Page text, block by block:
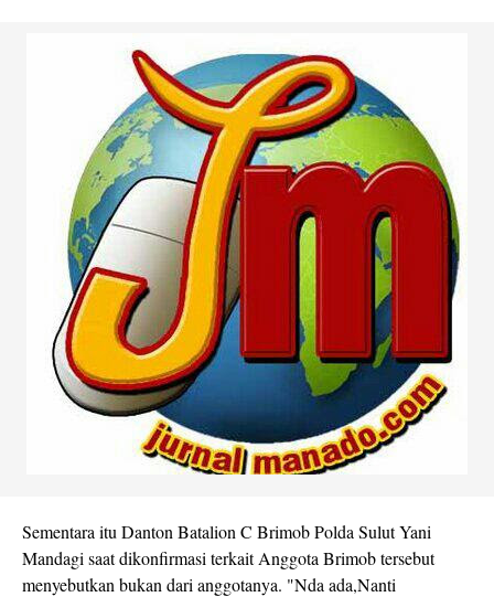
Sementara itu Danton Batalion C Brimob Polda Sulut Yani
Mandagi saat dikonfirmasi terkait Anggota Brimob tersebut
menyebutkan bukan dari anggotanya. "Nda ada,Nanti